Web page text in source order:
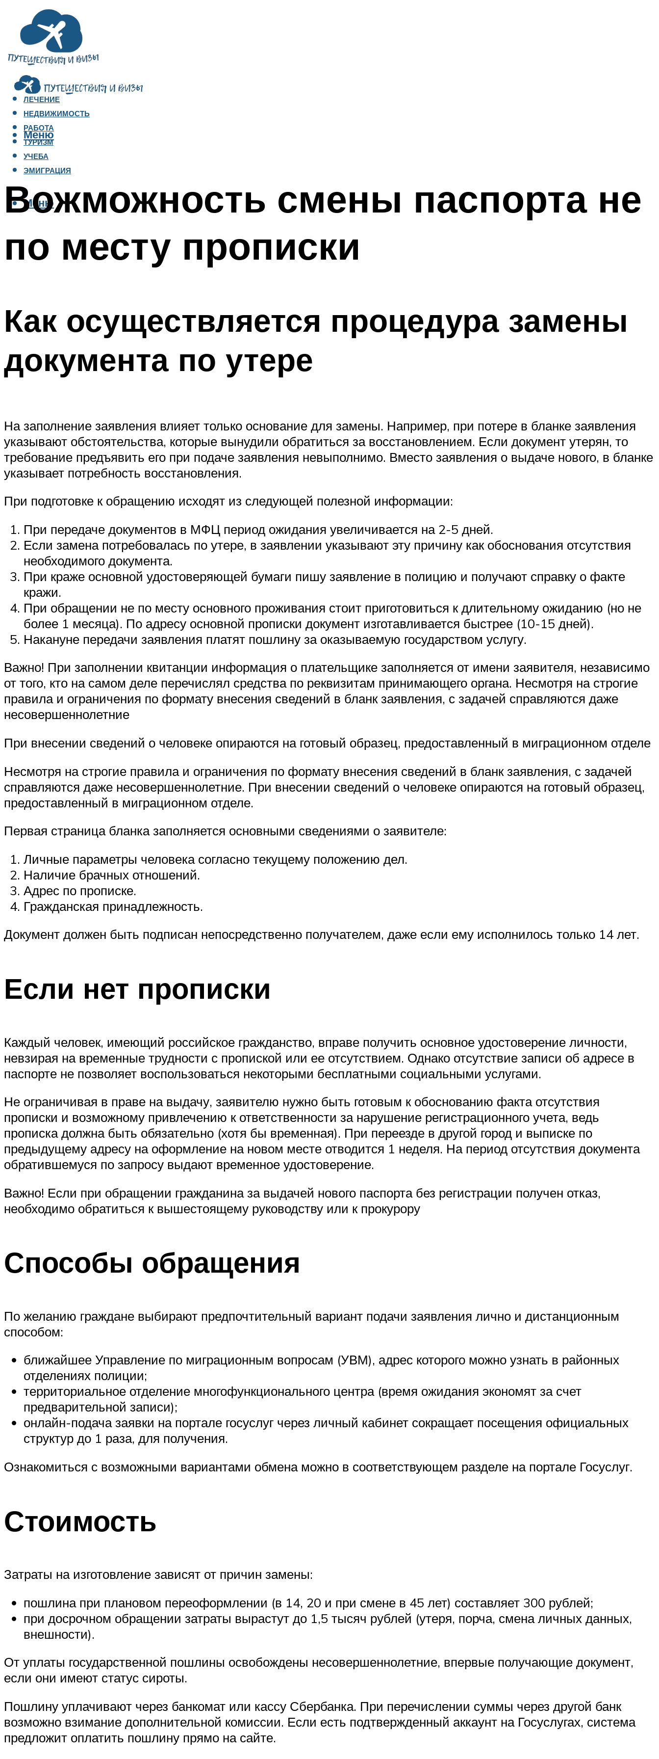
ЛЕЧЕНИЕ
НЕДВИЖИМОСТЬ
РАБОТА
ТУРИЗМ
УЧЕБА
ЭМИГРАЦИЯ
Меню
Меню
Вожможность смены паспорта не
по месту прописки
Как осуществляется процедура замены
документа по утере
На заполнение заявления влияет только основание для замены. Например, при потере в бланке заявления
указывают обстоятельства, которые вынудили обратиться за восстановлением. Если документ утерян, то
требование предъявить его при подаче заявления невыполнимо. Вместо заявления о выдаче нового, в бланке
указывает потребность восстановления.
При подготовке к обращению исходят из следующей полезной информации:
При передаче документов в МФЦ период ожидания увеличивается на 2-5 дней.
Если замена потребовалась по утере, в заявлении указывают эту причину как обоснования отсутствия
необходимого документа.
При краже основной удостоверяющей бумаги пишу заявление в полицию и получают справку о факте
кражи.
При обращении не по месту основного проживания стоит приготовиться к длительному ожиданию (но не
более 1 месяца). По адресу основной прописки документ изготавливается быстрее (10-15 дней).
Накануне передачи заявления платят пошлину за оказываемую государством услугу.
Важно! При заполнении квитанции информация о плательщике заполняется от имени заявителя, независимо
от того, кто на самом деле перечислял средства по реквизитам принимающего органа. Несмотря на строгие
правила и ограничения по формату внесения сведений в бланк заявления, с задачей справляются даже
несовершеннолетние
При внесении сведений о человеке опираются на готовый образец, предоставленный в миграционном отделе
Несмотря на строгие правила и ограничения по формату внесения сведений в бланк заявления, с задачей
справляются даже несовершеннолетние. При внесении сведений о человеке опираются на готовый образец,
предоставленный в миграционном отделе.
Первая страница бланка заполняется основными сведениями о заявителе:
Личные параметры человека согласно текущему положению дел.
Наличие брачных отношений.
Адрес по прописке.
Гражданская принадлежность.
Документ должен быть подписан непосредственно получателем, даже если ему исполнилось только 14 лет.
Если нет прописки
Каждый человек, имеющий российское гражданство, вправе получить основное удостоверение личности,
невзирая на временные трудности с пропиской или ее отсутствием. Однако отсутствие записи об адресе в
паспорте не позволяет воспользоваться некоторыми бесплатными социальными услугами.
Не ограничивая в праве на выдачу, заявителю нужно быть готовым к обоснованию факта отсутствия
прописки и возможному привлечению к ответственности за нарушение регистрационного учета, ведь
прописка должна быть обязательно (хотя бы временная). При переезде в другой город и выписке по
предыдущему адресу на оформление на новом месте отводится 1 неделя. На период отсутствия документа
обратившемуся по запросу выдают временное удостоверение.
Важно! Если при обращении гражданина за выдачей нового паспорта без регистрации получен отказ,
необходимо обратиться к вышестоящему руководству или к прокурору
Способы обращения
По желанию граждане выбирают предпочтительный вариант подачи заявления лично и дистанционным
способом:
ближайшее Управление по миграционным вопросам (УВМ), адрес которого можно узнать в районных
отделениях полиции;
территориальное отделение многофункционального центра (время ожидания экономят за счет
предварительной записи);
онлайн-подача заявки на портале госуслуг через личный кабинет сокращает посещения официальных
структур до 1 раза, для получения.
Ознакомиться с возможными вариантами обмена можно в соответствующем разделе на портале Госуслуг.
Стоимость
Затраты на изготовление зависят от причин замены:
пошлина при плановом переоформлении (в 14, 20 и при смене в 45 лет) составляет 300 рублей;
при досрочном обращении затраты вырастут до 1,5 тысяч рублей (утеря, порча, смена личных данных,
внешности).
От уплаты государственной пошлины освобождены несовершеннолетние, впервые получающие документ,
если они имеют статус сироты.
Пошлину уплачивают через банкомат или кассу Сбербанка. При перечислении суммы через другой банк
возможно взимание дополнительной комиссии. Если есть подтвержденный аккаунт на Госуслугах, система
предложит оплатить пошлину прямо на сайте.